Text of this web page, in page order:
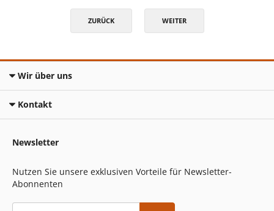
ZURÜCK WEITER
Wir über uns
Kontakt
Newsletter
Nutzen Sie unsere exklusiven Vorteile für Newsletter-
Abonnenten